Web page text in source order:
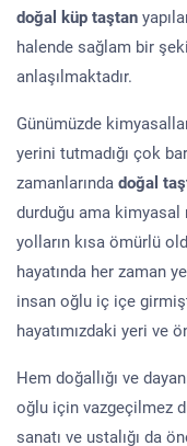
doğal küp taştan
halende sağlam bir
anlaşılmaktadır.
Günümüzde
yerini tutmadığı çok
zamanlarında doğal
durduğu ama kimyasal
yolların kısa ömürlü
hayatında her zaman
insan oğlu iç içe
hayatımızdaki yeri ve
Hem doğallığı ve
oğlu için vazgeçilmez
sanatı ve ustalığı da